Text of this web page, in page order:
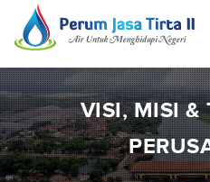
VISI, MISI &